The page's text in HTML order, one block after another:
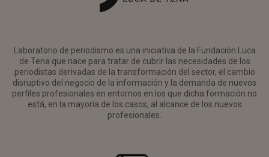
Laboratorio de periodismo es una iniciativa de la Fundación Luca
de Tena que nace para tratar de cubrir las necesidades de los
periodistas derivadas de la transformación del sector, el cambio
disruptivo del negocio de la información y la demanda de nuevos
perfiles profesionales en entornos en los que dicha formación no
está, en la mayoría de los casos, al alcance de los nuevos
profesionales.